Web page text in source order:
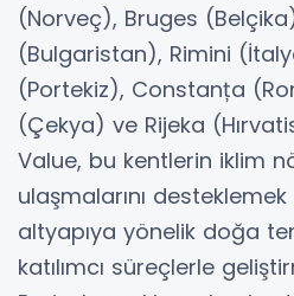
(Norveç), Bruges
(Bulgaristan), Rimini
(Portekiz), Constanța
(Çekya) ve Rijeka
Value, bu kentlerin iklim
ulaşmalarını
altyapıya yönelik doğa
katılımcı süreçlerle